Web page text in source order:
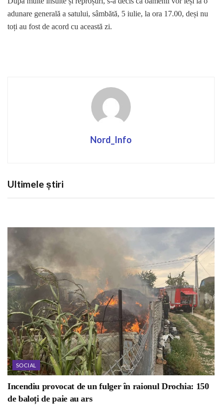
adunare generală a satului, sâmbătă, 5 iulie, la ora 17.00, deși nu
toți au fost de acord cu această zi.
Nord_Info
Ultimele știri
SOCIAL
Incendiu provocat de un fulger în raionul Drochia: 150
de baloți de paie au ars